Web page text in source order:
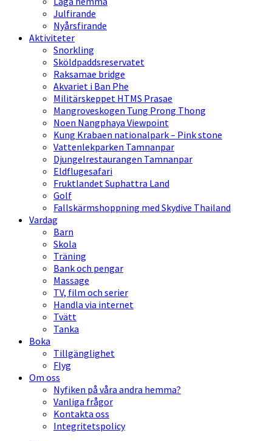
Julfirande
Nyårsfirande
Aktiviteter
Snorkling
Sköldpaddsreservatet
Raksamae bridge
Akvariet i Ban Phe
Militärskeppet HTMS Prasae
Mangroveskogen Tung Prong Thong
Noen Nangphaya Viewpoint
Kung Krabaen nationalpark – Pink stone
Vattenlekparken Tamnanpar
Djungelrestaurangen Tamnanpar
Eldflugesafari
Fruktlandet Suphattra Land
Golf
Fallskärmshoppning med Skydive Thailand
Vardag
Barn
Skola
Träning
Bank och pengar
Massage
TV, film och serier
Handla via internet
Tvätt
Tanka
Boka
Tillgänglighet
Flyg
Om oss
Nyfiken på våra andra hemma?
Vanliga frågor
Kontakta oss
Integritetspolicy